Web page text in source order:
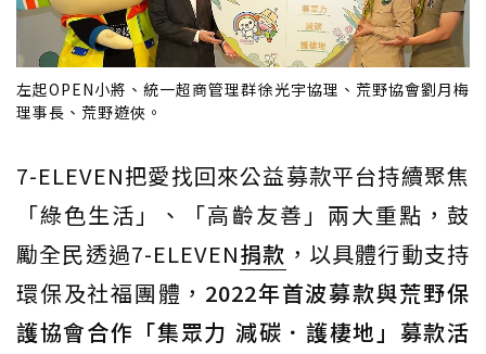
左起OPEN小將、統一超商管理群徐光宇協理、荒野協會劉月梅
理事長、荒野遊俠。
7-ELEVEN把愛找回來公益募款平台持續聚焦
「綠色生活」、「高齡友善」兩大重點，鼓
勵全民透過7-ELEVEN捐款 ，以具體行動支持
環保及社福團體， 2022年首波募款與荒野保
護協會合作「集眾力 減碳．護棲地」募款活